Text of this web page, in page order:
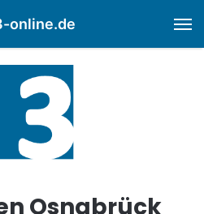
online.de
Osnabrück